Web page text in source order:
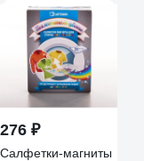
276 ₽
Салфетки-магниты